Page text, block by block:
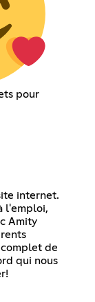
pour
internet.
l'emploi,
Amity
de
qui nous